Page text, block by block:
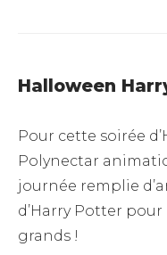
Halloween
Pour cette soirée
Polynectar
journée remplie
d’Harry Potter
grands !